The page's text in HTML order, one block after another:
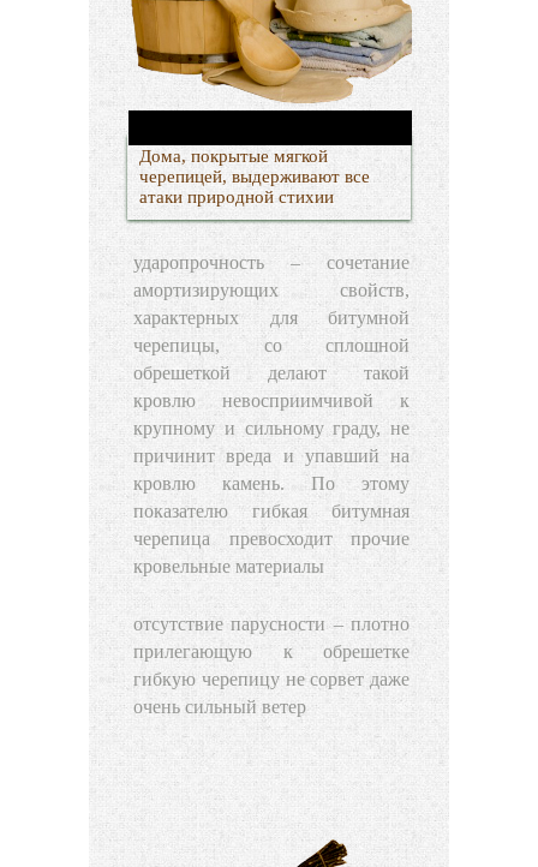
Дома, покрытые мягкой
черепицей, выдерживают все
атаки природной стихии
ударопрочность – сочетание
амортизирующих свойств,
характерных для битумной
черепицы, со сплошной
обрешеткой делают такой
кровлю невосприимчивой к
крупному и сильному граду, не
причинит вреда и упавший на
кровлю камень. По этому
показателю гибкая битумная
черепица превосходит прочие
кровельные материалы
отсутствие парусности – плотно
прилегающую к обрешетке
гибкую черепицу не сорвет даже
очень сильный ветер